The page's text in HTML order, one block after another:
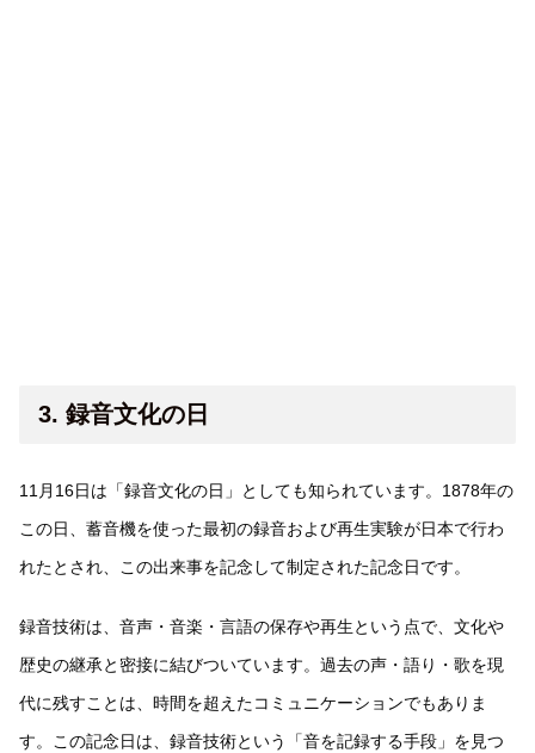
3. 録音文化の日
11月16日は「録音文化の日」としても知られています。1878年の
この日、蓄音機を使った最初の録音および再生実験が日本で行わ
れたとされ、この出来事を記念して制定された記念日です。
録音技術は、音声・音楽・言語の保存や再生という点で、文化や
歴史の継承と密接に結びついています。過去の声・語り・歌を現
代に残すことは、時間を超えたコミュニケーションでもありま
す。この記念日は、録音技術という「音を記録する手段」を見つ